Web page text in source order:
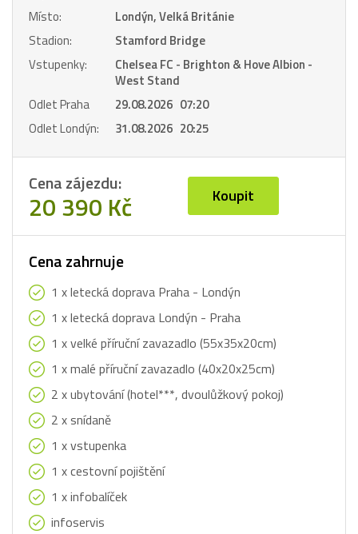
Místo:
Londýn, Velká Británie
Stadion:
Stamford Bridge
Vstupenky:
Chelsea FC - Brighton & Hove Albion -
West Stand
Odlet Praha
29.08.2026 07:20
Odlet Londýn:
31.08.2026 20:25
Cena zájezdu:
20 390 Kč Koupit
Cena zahrnuje
1 x letecká doprava Praha - Londýn
1 x letecká doprava Londýn - Praha
1 x velké příruční zavazadlo (55x35x20cm)
1 x malé příruční zavazadlo (40x20x25cm)
2 x ubytování (hotel***, dvoulůžkový pokoj)
2 x snídaně
1 x vstupenka
1 x cestovní pojištění
1 x infobalíček
infoservis